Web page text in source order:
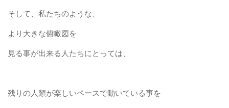
そして、私たちのような、
より大きな俯瞰図を
見る事が出来る人たちにとっては、
残りの人類が楽しいペースで動いている事を